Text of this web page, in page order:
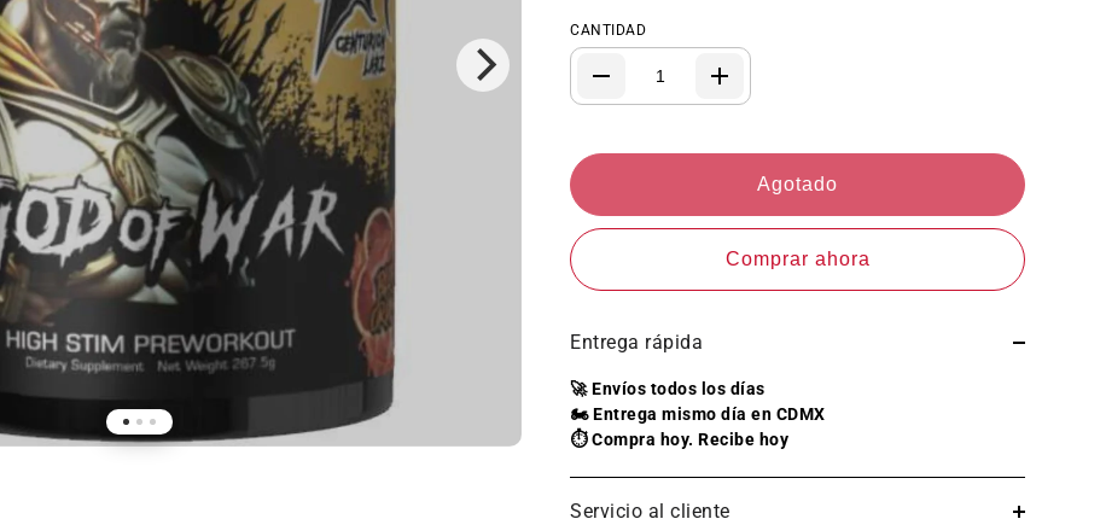
CANTIDAD
Agotado
Comprar ahora
Entrega rápida
🚀 Envíos todos los días
🏍️ Entrega mismo día en CDMX
⏱️ Compra hoy. Recibe hoy
Servicio al cliente